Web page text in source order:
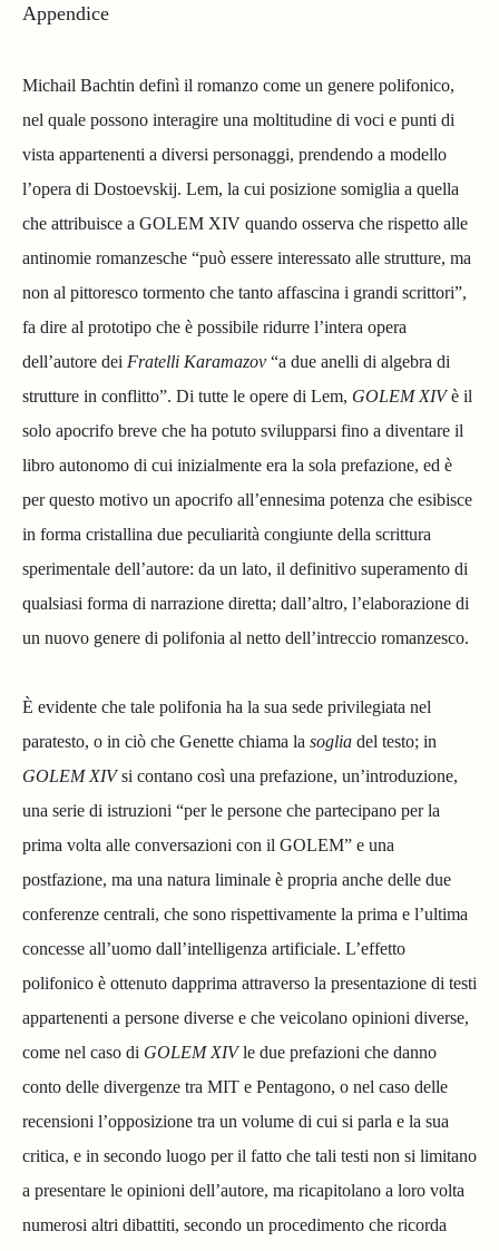
Appendice
Michail Bachtin definì il romanzo come un genere polifonico,
nel quale possono interagire una moltitudine di voci e punti di
vista appartenenti a diversi personaggi, prendendo a modello
l’opera di Dostoevskij. Lem, la cui posizione somiglia a quella
che attribuisce a GOLEM XIV quando osserva che rispetto alle
antinomie romanzesche “può essere interessato alle strutture, ma
non al pittoresco tormento che tanto affascina i grandi scrittori”,
fa dire al prototipo che è possibile ridurre l’intera opera
dell’autore dei Fratelli Karamazov “a due anelli di algebra di
strutture in conflitto”. Di tutte le opere di Lem, GOLEM XIVè il
solo apocrifo breve che ha potuto svilupparsi fino a diventare il
libro autonomo di cui inizialmente era la sola prefazione, ed è
per questo motivo un apocrifo all’ennesima potenza che esibisce
in forma cristallina due peculiarità congiunte della scrittura
sperimentale dell’autore: da un lato, il definitivo superamento di
qualsiasi forma di narrazione diretta; dall’altro, l’elaborazione di
un nuovo genere di polifonia al netto dell’intreccio romanzesco.
È evidente che tale polifonia ha la sua sede privilegiata nel
paratesto, o in ciò che Genette chiama la soglia del testo; in
GOLEM XIVsi contano così una prefazione, un’introduzione,
una serie di istruzioni “per le persone che partecipano per la
prima volta alle conversazioni con il GOLEM” e una
postfazione, ma una natura liminale è propria anche delle due
conferenze centrali, che sono rispettivamente la prima e l’ultima
concesse all’uomo dall’intelligenza artificiale. L’effetto
polifonico è ottenuto dapprima attraverso la presentazione di testi
appartenenti a persone diverse e che veicolano opinioni diverse,
come nel caso di GOLEM XIVle due prefazioni che danno
conto delle divergenze tra MIT e Pentagono, o nel caso delle
recensioni l’opposizione tra un volume di cui si parla e la sua
critica, e in secondo luogo per il fatto che tali testi non si limitano
a presentare le opinioni dell’autore, ma ricapitolano a loro volta
numerosi altri dibattiti, secondo un procedimento che ricorda